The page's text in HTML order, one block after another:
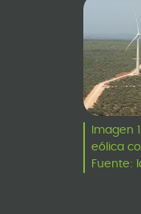
Imagen
eólica
Fuente: